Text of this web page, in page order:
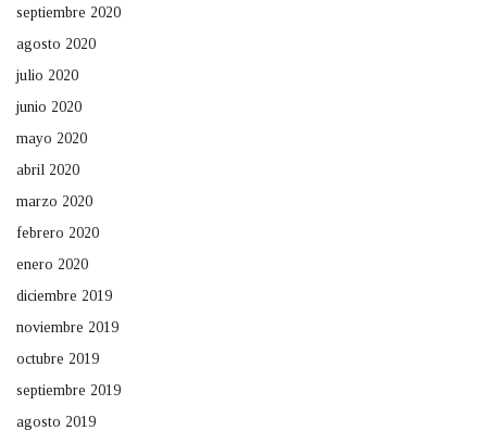
septiembre 2020
agosto 2020
julio 2020
junio 2020
mayo 2020
abril 2020
marzo 2020
febrero 2020
enero 2020
diciembre 2019
noviembre 2019
octubre 2019
septiembre 2019
agosto 2019